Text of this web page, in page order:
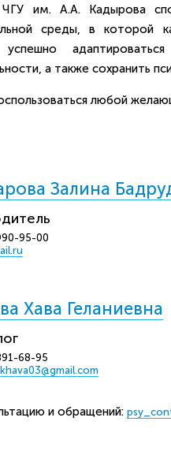
ЧГУ им. А.А. Кадырова
среды, в которой
успешно
а также сохранить
любой
Залина
95-00
Хава Геланиевна
68-95
и обращений: